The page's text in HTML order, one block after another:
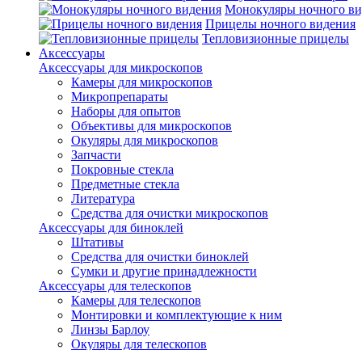
Монокуляры ночного
Прицелы ночного видения
Тепловизионные прицелы
Аксессуары
Аксессуары для микроскопов
Камеры для микроскопов
Микропрепараты
Наборы для опытов
Объективы для микроскопов
Окуляры для микроскопов
Запчасти
Покровные стекла
Предметные стекла
Литература
Средства для очистки микроскопов
Аксессуары для биноклей
Штативы
Средства для очистки биноклей
Сумки и другие принадлежности
Аксессуары для телескопов
Камеры для телескопов
Монтировки и комплектующие к ним
Линзы Барлоу
Окуляры для телескопов